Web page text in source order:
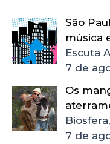
São
música
Escuta
7 de
Os
7 de